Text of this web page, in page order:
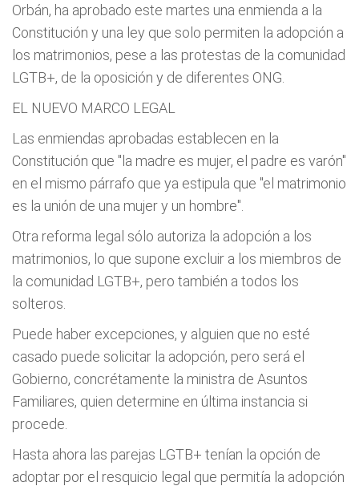
Orbán, ha aprobado este martes una enmienda a la
Constitución y una ley que solo permiten la adopción a
los matrimonios, pese a las protestas de la comunidad
LGTB+, de la oposición y de diferentes ONG.
EL NUEVO MARCO LEGAL
Las enmiendas aprobadas establecen en la
Constitución que "la madre es mujer, el padre es varón"
en el mismo párrafo que ya estipula que "el matrimonio
es la unión de una mujer y un hombre".
Otra reforma legal sólo autoriza la adopción a los
matrimonios, lo que supone excluir a los miembros de
la comunidad LGTB+, pero también a todos los
solteros.
Puede haber excepciones, y alguien que no esté
casado puede solicitar la adopción, pero será el
Gobierno, concrétamente la ministra de Asuntos
Familiares, quien determine en última instancia si
procede.
Hasta ahora las parejas LGTB+ tenían la opción de
adoptar por el resquicio legal que permitía la adopción